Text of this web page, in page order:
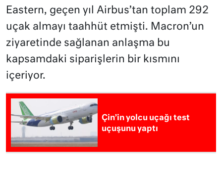
Eastern, geçen yıl Airbus’tan toplam 292
uçak almayı taahhüt etmişti. Macron’un
ziyaretinde sağlanan anlaşma bu
kapsamdaki siparişlerin bir kısmını
içeriyor.
Çin’in yolcu uçağı test
uçuşunu yaptı